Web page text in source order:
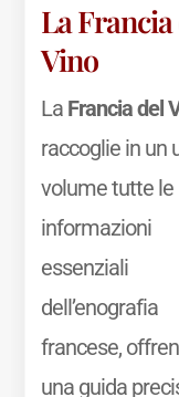
La
Vino
La Francia del
raccoglie in un
volume tutte le
informazioni
essenziali
dell’enografia
francese,
una guida